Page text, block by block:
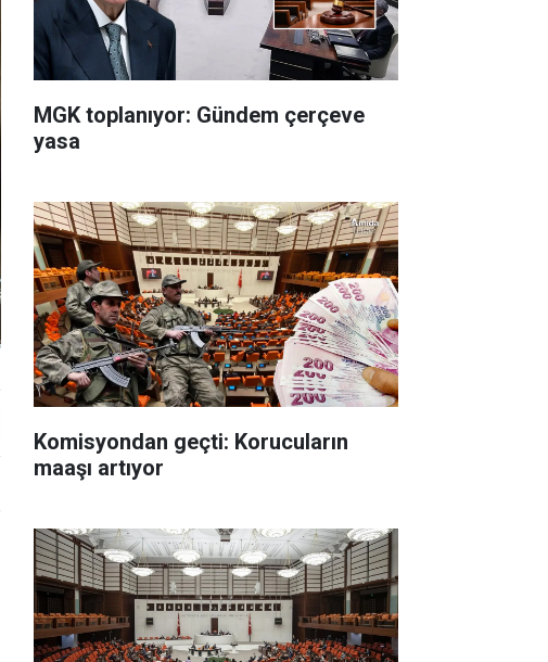
MGK toplanıyor: Gündem çerçeve
yasa
Komisyondan geçti: Korucuların
maaşı artıyor